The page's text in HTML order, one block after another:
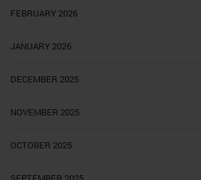
FEBRUARY 2026
JANUARY 2026
DECEMBER 2025
NOVEMBER 2025
OCTOBER 2025